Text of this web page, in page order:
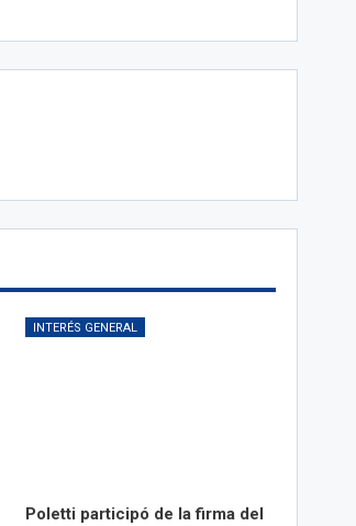
INTERÉS GENERAL
Poletti participó de la firma del